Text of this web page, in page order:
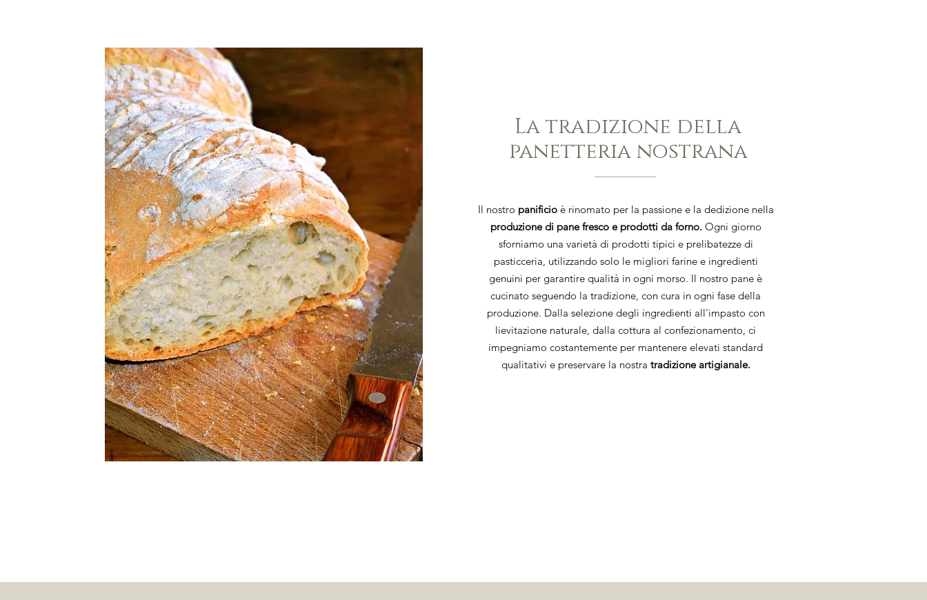
La tradizione della
panetteria nostrana
Il nostro panificio è rinomato per la passione e la dedizione nella
produzione di pane fresco e prodotti da forno. Ogni giorno
sforniamo una varietà di prodotti tipici e prelibatezze di
pasticceria, utilizzando solo le migliori farine e ingredienti
genuini per garantire qualità in ogni morso. Il nostro pane è
cucinato seguendo la tradizione, con cura in ogni fase della
produzione. Dalla selezione degli ingredienti all'impasto con
lievitazione naturale, dalla cottura al confezionamento, ci
impegniamo costantemente per mantenere elevati standard
qualitativi e preservare la nostra tradizione artigianale.